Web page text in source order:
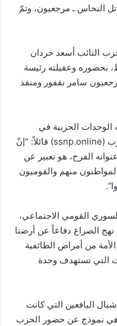
النحاس ـ مرجعيون، وتمّ
النائب أسعد حردان
بحضوره وعقيلته رئيسة
سامر نقفور ومنفذ
الحزبية في
مرجعيون، وصرّح للموقع الرسمي للحزب (ssnp.online) قائلاً: “إنّ
الفرح، هو تعبير عن
منهم والقوميون
القومي الاجتماعي،
نهج الصراع دفاعاً عن أرضنا
من أمراض الطائفية
التي تستهدف وحدة
اليافعين التي كانت
هي نموذج عن حضور الحزب